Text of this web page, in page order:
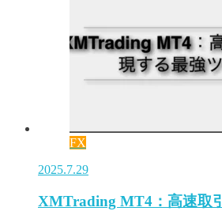
FX
2025.7.29
XMTrading MT4：高速取